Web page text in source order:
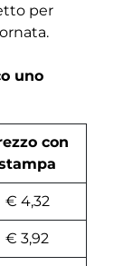
per
uno
con
€ 4,32
€ 3,92